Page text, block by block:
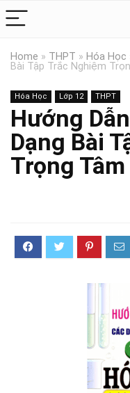
Home » THPT » Hóa Học
Bài Tập Trắc Nghiệm
Hóa Học Lớp 12 THPT
Hướng
Dạng Bài
Trọng